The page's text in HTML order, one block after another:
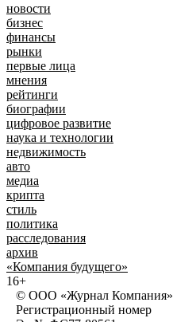
новости
бизнес
финансы
рынки
первые лица
мнения
рейтинги
биографии
цифровое развитие
наука и технологии
недвижимость
авто
медиа
крипта
стиль
политика
расследования
архив
«Компания будущего»
16+
© ООО «Журнал Компания»
Регистрационный номер